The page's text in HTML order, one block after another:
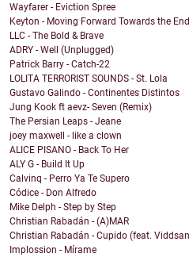
Wayfarer - Eviction Spree
Keyton - Moving Forward Towards the End
LLC - The Bold & Brave
ADRY - Well (Unplugged)
Patrick Barry - Catch-22
LOLITA TERRORIST SOUNDS - St. Lola
Gustavo Galindo - Continentes Distintos
Jung Kook ft aevz- Seven (Remix)
The Persian Leaps - Jeane
joey maxwell - like a clown
ALICE PISANO - Back To Her
ALY G - Build It Up
Calvinq - Perro Ya Te Supero
Códice - Don Alfredo
Mike Delph - Step by Step
Christian Rabadán - (A)MAR
Christian Rabadán - Cupido (feat.
Implossion - Mírame